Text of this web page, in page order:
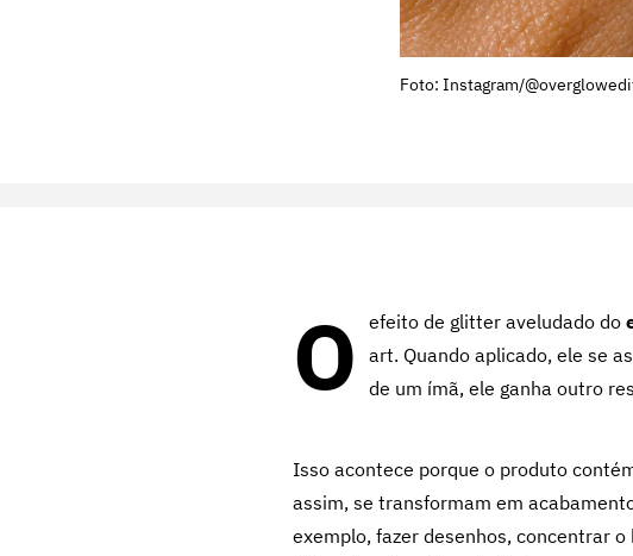
Foto: Instagram/
O efeito de glitter aveludado do
art. Quando aplicado, ele se
de um ímã, ele ganha outro
Isso acontece porque o produto
assim, se transformam em
exemplo, fazer desenhos, concentrar